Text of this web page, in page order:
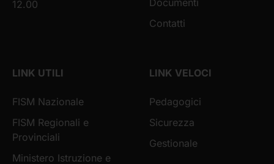
12.00
Documenti
Contatti
LINK UTILI
FISM Nazionale
FISM Regionali e
Provinciali
Ministero Istruzione e
LINK VELOCI
Pedagogici
Sicurezza
Gestionale